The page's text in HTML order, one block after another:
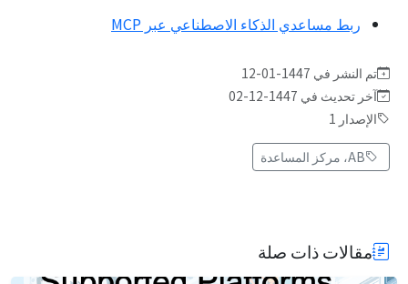
ربط مساعدي الذكاء الاصطناعي عبر MCP
تم النشر في 1447-01-12
آخر تحديث في 1447-12-02
الإصدار 1
AB، مركز المساعدة
مقالات ذات صلة